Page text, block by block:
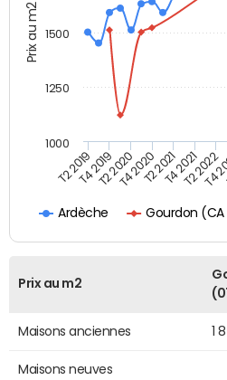
Prix au m2
Ardèche Gourdon
T2 2019T4 2019T2 2020T4 2020T2 2021T4 2021T2 2022
T4
1000
1250
1500
Prix au m2
Maisons anciennes 1
Maisons neuves